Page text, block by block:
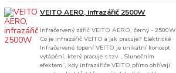
VEITO AERO, infrazářič 2500W
Infračervený zářič VEITO AERO, černý - 2500W
Co je infrazářič VEITO a jak pracuje? Elektrické
Infračervené topení VEITO je unikátní koncept
vytápění, který pracuje s tzv. „Slunečním
efektem“, kdy infrazářiče VEITO přímo ohřívají